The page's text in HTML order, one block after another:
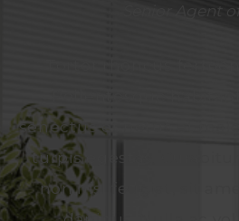
Senior Agent
Tortor rhoncus
Pellentesque
senectus et netus et
turpis egestas.
non nisl feugiat, sit